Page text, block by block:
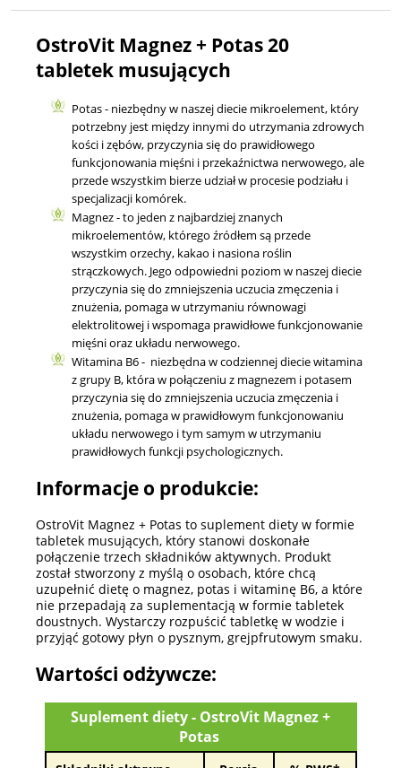
OstroVit Magnez + Potas 20
tabletek musujących
Potas - niezbędny w naszej diecie mikroelement, który
potrzebny jest między innymi do utrzymania zdrowych
kości i zębów, przyczynia się do prawidłowego
funkcjonowania mięśni i przekaźnictwa nerwowego, ale
przede wszystkim bierze udział w procesie podziału i
specjalizacji komórek.
Magnez - to jeden z najbardziej znanych
mikroelementów, którego źródłem są przede
wszystkim orzechy, kakao i nasiona roślin
strączkowych. Jego odpowiedni poziom w naszej diecie
przyczynia się do zmniejszenia uczucia zmęczenia i
znużenia, pomaga w utrzymaniu równowagi
elektrolitowej i wspomaga prawidłowe funkcjonowanie
mięśni oraz układu nerwowego.
Witamina B6 - niezbędna w codziennej diecie witamina
z grupy B, która w połączeniu z magnezem i potasem
przyczynia się do zmniejszenia uczucia zmęczenia i
znużenia, pomaga w prawidłowym funkcjonowaniu
układu nerwowego i tym samym w utrzymaniu
prawidłowych funkcji psychologicznych.
Informacje o produkcie:
OstroVit Magnez + Potas to suplement diety w formie
tabletek musujących, który stanowi doskonałe
połączenie trzech składników aktywnych. Produkt
został stworzony z myślą o osobach, które chcą
uzupełnić dietę o magnez, potas i witaminę B6, a które
nie przepadają za suplementacją w formie tabletek
doustnych. Wystarczy rozpuścić tabletkę w wodzie i
przyjąć gotowy płyn o pysznym, grejpfrutowym smaku.
Wartości odżywcze:
Suplement diety - OstroVit Magnez +
Potas